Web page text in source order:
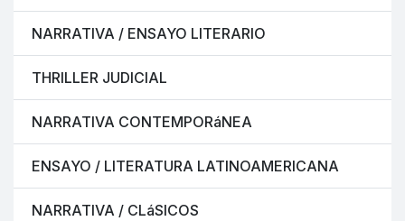
NARRATIVA / ENSAYO LITERARIO
THRILLER JUDICIAL
NARRATIVA CONTEMPORáNEA
ENSAYO / LITERATURA LATINOAMERICANA
NARRATIVA / CLáSICOS